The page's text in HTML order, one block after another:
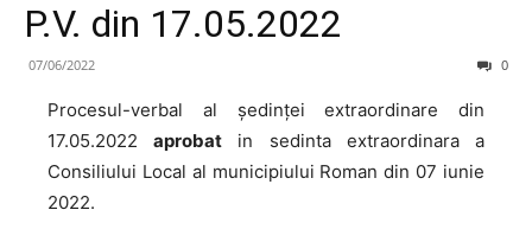
P.V. din 17.05.2022
07/06/2022 0
Procesul-verbal al ședinței extraordinare din
17.05.2022aprobat in sedinta extraordinara a
Consiliului Local al municipiului Roman din 07 iunie
2022.